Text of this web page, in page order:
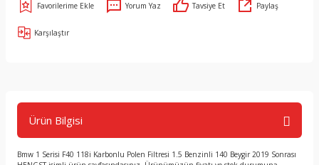
Yorum Yaz Tavsiye Et Paylaş
Karşılaştır
Ürün Bilgisi
Bmw 1 Serisi F40 118i Karbonlu Polen Filtresi 1.5 Benzinli 140 Beygir 2019 Sonrası